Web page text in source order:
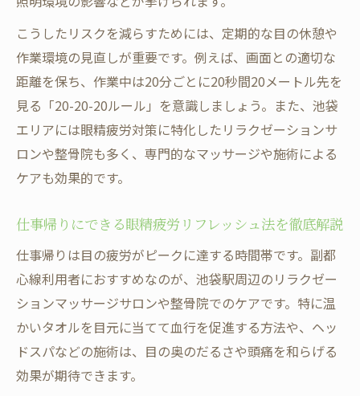
果とは
マッサージやストレッチで眼精疲労を解消
する方法
眼精疲労時に意識したい休憩タイミングの
コツ
副都心線通勤で気をつけたい眼精疲労原因
副都心線通勤で増える眼精疲労の主な原因
とは
朝晩のスマホ使用が招く眼精疲労リスクと
車内照明や環境が眼精疲労に与える影響を
解説
通勤ストレスが眼精疲労原因になる理由を
探る
眼精疲労と長時間移動の関係性を詳しく解
こうしたリスクを減らすためには、定期的な目の休憩や
作業環境の見直しが重要です。例えば、画面との適切な
距離を保ち、作業中は20分ごとに20秒間20メートル先を
見る「20-20-20ルール」を意識しましょう。また、池袋
エリアには眼精疲労対策に特化したリラクゼーションサ
ロンや整骨院も多く、専門的なマッサージや施術による
ケアも効果的です。
仕事帰りにできる眼精疲労リフレッシュ法を徹底解説
仕事帰りは目の疲労がピークに達する時間帯です。副都
心線利用者におすすめなのが、池袋駅周辺のリラクゼー
ションマッサージサロンや整骨院でのケアです。特に温
かいタオルを目元に当てて血行を促進する方法や、ヘッ
ドスパなどの施術は、目の奥のだるさや頭痛を和らげる
効果が期待できます。